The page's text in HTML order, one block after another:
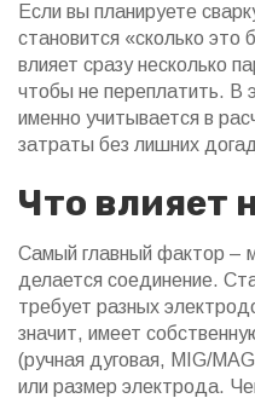
Если вы планируете
становится «сколько
влияет сразу несколько
чтобы не переплатить. В
именно учитывается в
затраты без лишних
Что влияет
Самый главный фактор –
делается соединение.
требует разных
значит, имеет
(ручная дуговая, MIG/
или размер электрода.